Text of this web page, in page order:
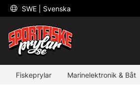
SWE | Svenska
Fiskeprylar Marinelektronik & Båt